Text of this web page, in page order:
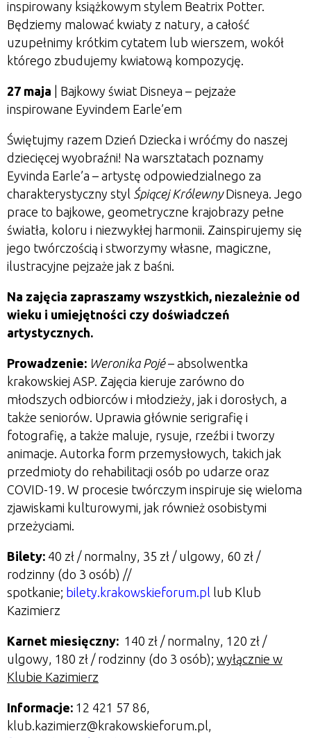
inspirowany książkowym stylem Beatrix Potter.
Będziemy malować kwiaty z natury, a całość
uzupełnimy krótkim cytatem lub wierszem, wokół
którego zbudujemy kwiatową kompozycję.
27 maja | Bajkowy świat Disneya – pejzaże
inspirowane Eyvindem Earle’em
Świętujmy razem Dzień Dziecka i wróćmy do naszej
dziecięcej wyobraźni! Na warsztatach poznamy
Eyvinda Earle’a – artystę odpowiedzialnego za
charakterystyczny styl Śpiącej KrólewnyDisneya. Jego
prace to bajkowe, geometryczne krajobrazy pełne
światła, koloru i niezwykłej harmonii. Zainspirujemy się
jego twórczością i stworzymy własne, magiczne,
ilustracyjne pejzaże jak z baśni.
Na zajęcia zapraszamy wszystkich, niezależnie od
wieku i umiejętności czy doświadczeń
artystycznych.
Prowadzenie: Weronika Pojé– absolwentka
krakowskiej ASP. Zajęcia kieruje zarówno do
młodszych odbiorców i młodzieży, jak i dorosłych, a
także seniorów. Uprawia głównie serigrafię i
fotografię, a także maluje, rysuje, rzeźbi i tworzy
animacje. Autorka form przemysłowych, takich jak
przedmioty do rehabilitacji osób po udarze oraz
COVID-19. W procesie twórczym inspiruje się wieloma
zjawiskami kulturowymi, jak również osobistymi
przeżyciami.
Bilety: 40 zł / normalny, 35 zł / ulgowy, 60 zł /
rodzinny (do 3 osób) //
spotkanie; bilety.krakowskieforum.pl lub Klub
Kazimierz
Karnet miesięczny: 140 zł / normalny, 120 zł /
ulgowy, 180 zł / rodzinny (do 3 osób); wyłącznie w
Klubie Kazimierz
Informacje: 12 421 57 86,
klub.kazimierz@krakowskieforum.pl,